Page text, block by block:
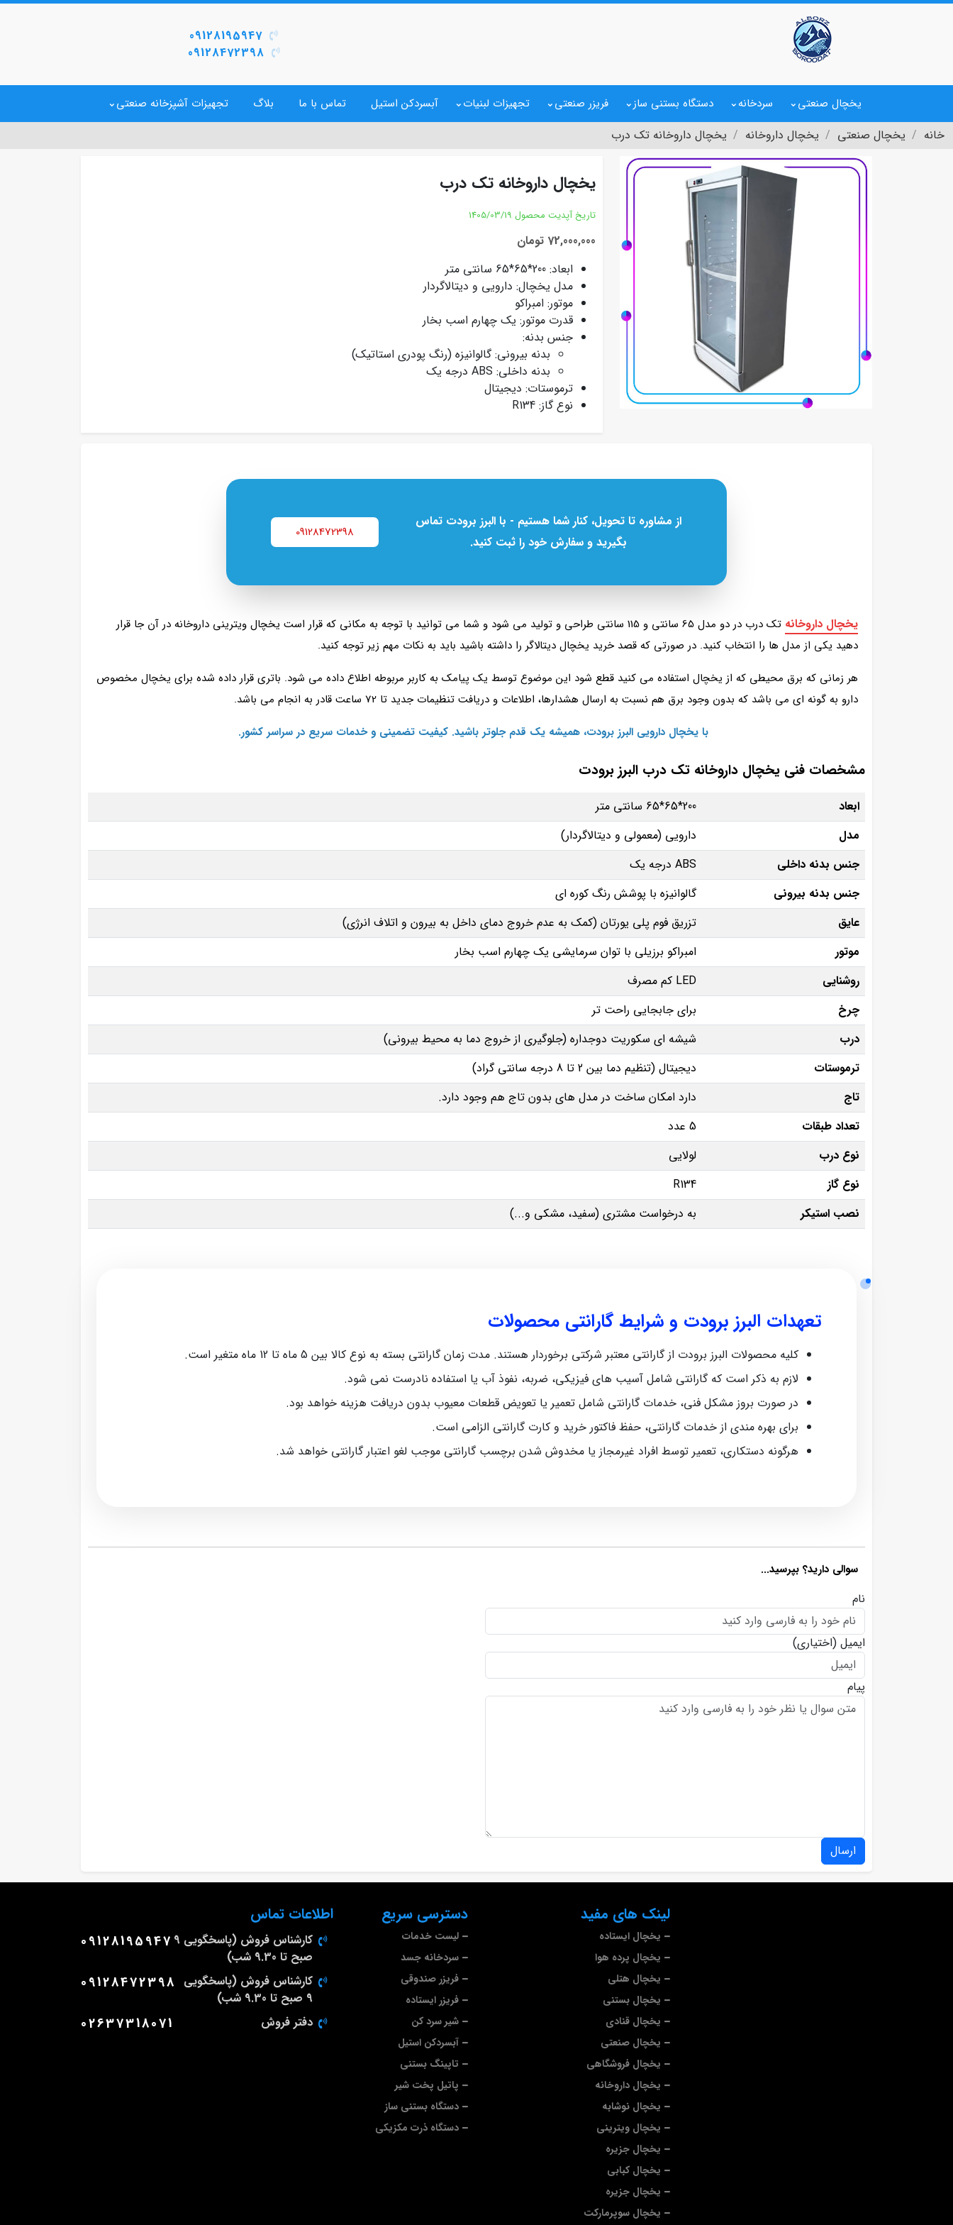
09128195947
09128472398
یخچال صنعتی سردخانه دستگاه بستنی ساز فریزر صنعتی تجهیزات لبنیات آبسردکن استیل تماس با ما بلاگ تجهیزات آشپزخانه صنعتی
خانه یخچال صنعتی یخچال داروخانه یخچال داروخانه تک درب
یخچال داروخانه تک درب
تاریخ آپدیت محصول 1405/03/19
72,000,000 تومان
ابعاد: 200*65*65 سانتی متر
مدل یخچال: دارویی و دیتالاگردار
موتور: امبراکو
قدرت موتور: یک چهارم اسب بخار
جنس بدنه:
بدنه بیرونی: گالوانیزه (رنگ پودری استاتیک)
بدنه داخلی: ABS درجه یک
ترموستات: دیجیتال
نوع گاز: R134
از مشاوره تا تحویل، کنار شما هستیم - با البرز برودت تماس
بگیرید و سفارش خود را ثبت کنید.
09128472398
یخچال داروخانه
تک درب در دو مدل 65 سانتی و 115 سانتی طراحی و تولید می شود و شما می توانید با توجه به مکانی که قرار است یخچال ویترینی داروخانه در آن جا قرار
دهید یکی از مدل ها را انتخاب کنید. در صورتی که قصد خرید یخچال دیتالاگر را داشته باشید باید به نکات مهم زیر توجه کنید.
هر زمانی که برق محیطی که از یخچال استفاده می کنید قطع شود این موضوع توسط یک پیامک به کاربر مربوطه اطلاع داده می شود. باتری قرار داده شده برای یخچال مخصوص
دارو به گونه ای می باشد که بدون وجود برق هم نسبت به ارسال هشدارها، اطلاعات و دریافت تنظیمات جدید تا 72 ساعت قادر به انجام می باشد.
با یخچال دارویی البرز برودت، همیشه یک قدم جلوتر باشید. کیفیت تضمینی و خدمات سریع در سراسر کشور.
مشخصات فنی یخچال داروخانه تک درب البرز برودت
ابعاد
200*65*65 سانتی متر
مدل
دارویی (معمولی و دیتالاگردار)
جنس بدنه داخلی
ABS درجه یک
جنس بدنه بیرونی
گالوانیزه با پوشش رنگ کوره ای
عایق
تزریق فوم پلی یورتان (کمک به عدم خروج دمای داخل به بیرون و اتلاف انرژی)
موتور
امبراکو برزیلی با توان سرمایشی یک چهارم اسب بخار
روشنایی
LED کم مصرف
چرخ
برای جابجایی راحت تر
درب
شیشه ای سکوریت دوجداره (جلوگیری از خروج دما به محیط بیرونی)
ترموستات
دیجیتال (تنظیم دما بین 2 تا 8 درجه سانتی گراد)
تاج
دارد امکان ساخت در مدل های بدون تاج هم وجود دارد.
تعداد طبقات
5 عدد
نوع درب
لولایی
نوع گاز
R134
نصب استیکر
به درخواست مشتری (سفید، مشکی و...)
تعهدات البرز برودت و شرایط گارانتی محصولات
کلیه محصولات البرز برودت از گارانتی معتبر شرکتی برخوردار هستند. مدت زمان گارانتی بسته به نوع کالا بین 5 ماه تا 12 ماه متغیر است.
لازم به ذکر است که گارانتی شامل آسیب‌ های فیزیکی، ضربه، نفوذ آب یا استفاده نادرست نمی‌ شود.
در صورت بروز مشکل فنی، خدمات گارانتی شامل تعمیر یا تعویض قطعات معیوب بدون دریافت هزینه خواهد بود.
برای بهره‌ مندی از خدمات گارانتی، حفظ فاکتور خرید و کارت گارانتی الزامی است.
هرگونه دستکاری، تعمیر توسط افراد غیرمجاز یا مخدوش شدن برچسب گارانتی موجب لغو اعتبار گارانتی خواهد شد.
سوالی دارید؟ بپرسید...
نام
ایمیل (اختیاری)
پیام
ارسال
لینک های مفید
یخچال ایستاده
یخچال پرده هوا
یخچال هتلی
یخچال بستنی
یخچال قنادی
یخچال صنعتی
یخچال فروشگاهی
یخچال داروخانه
یخچال نوشابه
یخچال ویترینی
یخچال جزیره
یخچال کبابی
یخچال جزیره
یخچال سوپرمارکت
دسترسی سریع
لیست خدمات
سردخانه جسد
فریزر صندوقی
فریزر ایستاده
شیر سرد کن
آبسردکن استیل
تاپینگ بستنی
پاتیل پخت شیر
دستگاه بستنی ساز
دستگاه ذرت مکزیکی
اطلاعات تماس
کارشناس فروش (پاسخگویی 9
صبح تا 9.30 شب)
09128195947
کارشناس فروش (پاسخگویی
9 صبح تا 9.30 شب)
09128472398
دفتر فروش 02637318071